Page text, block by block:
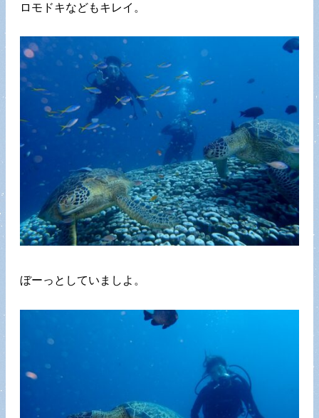
ロモドキなどもキレイ。
ぼーっとしていましよ。